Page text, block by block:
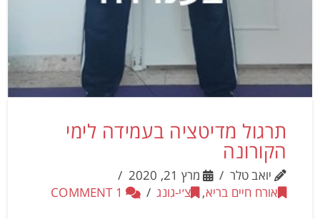
תרגול מדיטציה בעמידה לימי
הקורונה
יואב טלר
מרץ 21, 2020
אורח חיים בריא, צ׳י-גונג 1 COMMENT